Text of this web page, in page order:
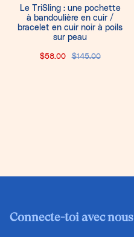
Le TriSling : une pochette
à bandoulière en cuir /
bracelet en cuir noir à poils
sur peau
$58.00 $145.00
Connecte-toi avec nous